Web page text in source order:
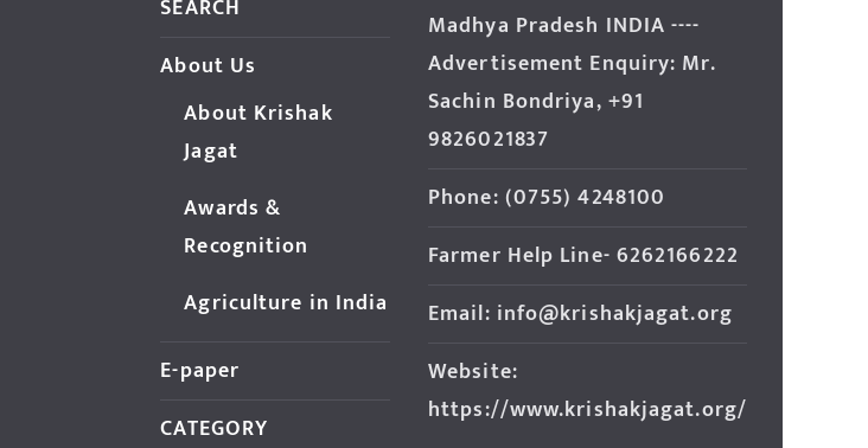
SEARCH
About Us
About Krishak
Jagat
Awards &
Recognition
Agriculture in India
E-paper
CATEGORY
Madhya Pradesh INDIA ----
Advertisement Enquiry: Mr.
Sachin Bondriya, +91
9826021837
Phone: (0755) 4248100
Farmer Help Line- 6262166222
Email: info@krishakjagat.org
Website:
https://www.krishakjagat.org/